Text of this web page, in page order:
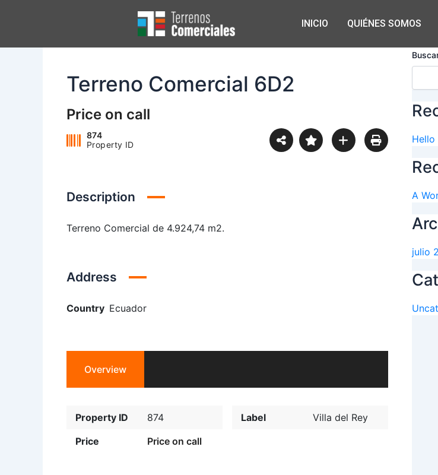
INICIO QUIÉNES SOMOS
Terreno Comercial 6D2
Price on call
874
Property ID
Description
Terreno Comercial de 4.924,74 m2.
Address
Country Ecuador
Overview
Property ID
874
Price
Price on call
Label Villa del Rey
Hello
A
julio